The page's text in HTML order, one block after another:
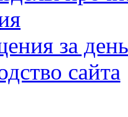
за день
сайта